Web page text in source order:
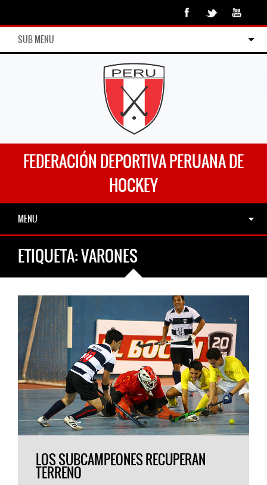
SUB MENU
FEDERACIÓN DEPORTIVA PERUANA DE
HOCKEY
MENU
ETIQUETA:VARONES
LOS SUBCAMPEONES RECUPERAN
TERRENO